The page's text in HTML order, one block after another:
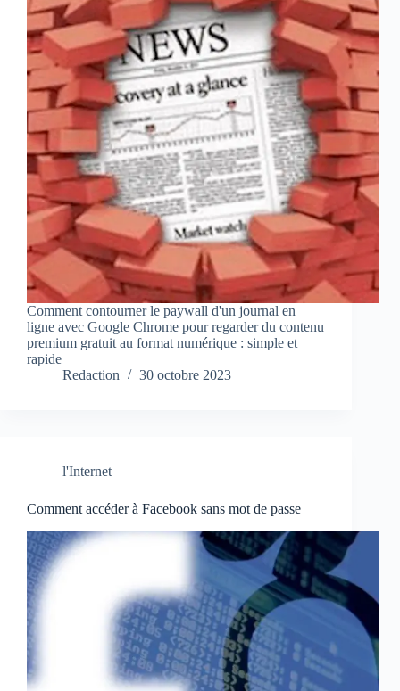
Comment contourner le paywall d'un journal en
ligne avec Google Chrome pour regarder du contenu
premium gratuit au format numérique : simple et
rapide
Redaction
30 octobre 2023
l'Internet
Comment accéder à Facebook sans mot de passe